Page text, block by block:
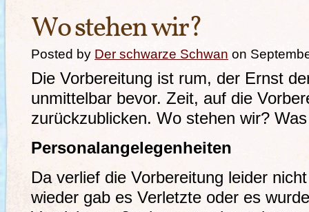
Wo stehen wir?
Posted by Der schwarze Schwan on
Die Vorbereitung ist rum, der Ernst
unmittelbar bevor. Zeit, auf die
zurückzublicken. Wo stehen wir?
Personalangelegenheiten
Da verlief die Vorbereitung leider
wieder gab es Verletzte oder es